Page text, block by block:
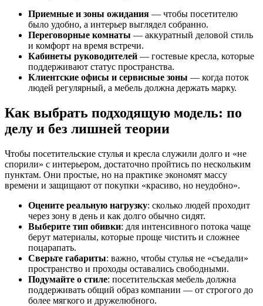
Приемные и зоны ожидания — чтобы посетителю
было удобно, а интерьер выглядел собранно.
Переговорные комнаты — аккуратный деловой стиль
и комфорт на время встречи.
Кабинеты руководителей — гостевые кресла, которые
поддерживают статус пространства.
Клиентские офисы и сервисные зоны — когда поток
людей регулярный, а мебель должна держать марку.
Как выбрать подходящую модель: по
делу и без лишней теории
Чтобы посетительские стулья и кресла служили долго и «не
спорили» с интерьером, достаточно пройтись по нескольким
пунктам. Они простые, но на практике экономят массу
времени и защищают от покупки «красиво, но неудобно».
Оцените реальную нагрузку: сколько людей проходит
через зону в день и как долго обычно сидят.
Выберите тип обивки: для интенсивного потока чаще
берут материалы, которые проще чистить и сложнее
поцарапать.
Сверьте габариты: важно, чтобы стулья не «съедали»
пространство и проходы оставались свободными.
Подумайте о стиле: посетительская мебель должна
поддерживать общий образ компании — от строгого до
более мягкого и дружелюбного.